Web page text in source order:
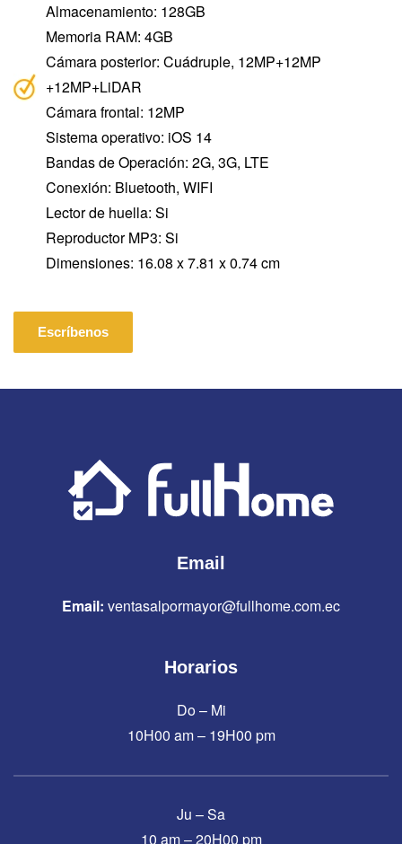
Almacenamiento: 128GB
Memoria RAM: 4GB
Cámara posterior: Cuádruple, 12MP+12MP
+12MP+LiDAR
Cámara frontal: 12MP
Sistema operativo: iOS 14
Bandas de Operación: 2G, 3G, LTE
Conexión: Bluetooth, WIFI
Lector de huella: Si
Reproductor MP3: Si
Dimensiones: 16.08 x 7.81 x 0.74 cm
Escríbenos
Email
Email: ventasalpormayor@fullhome.com.ec
Horarios
Do – Mi
10H00 am – 19H00 pm
Ju – Sa
10 am – 20H00 pm